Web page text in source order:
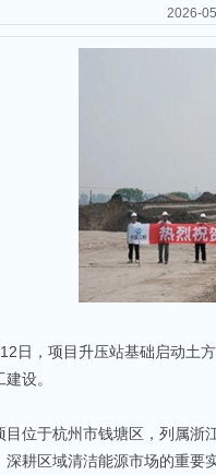
2026-
日，项目升压站基础启动土
设。
目位于杭州市钱塘区，列属浙
深耕区域清洁能源市场的重要